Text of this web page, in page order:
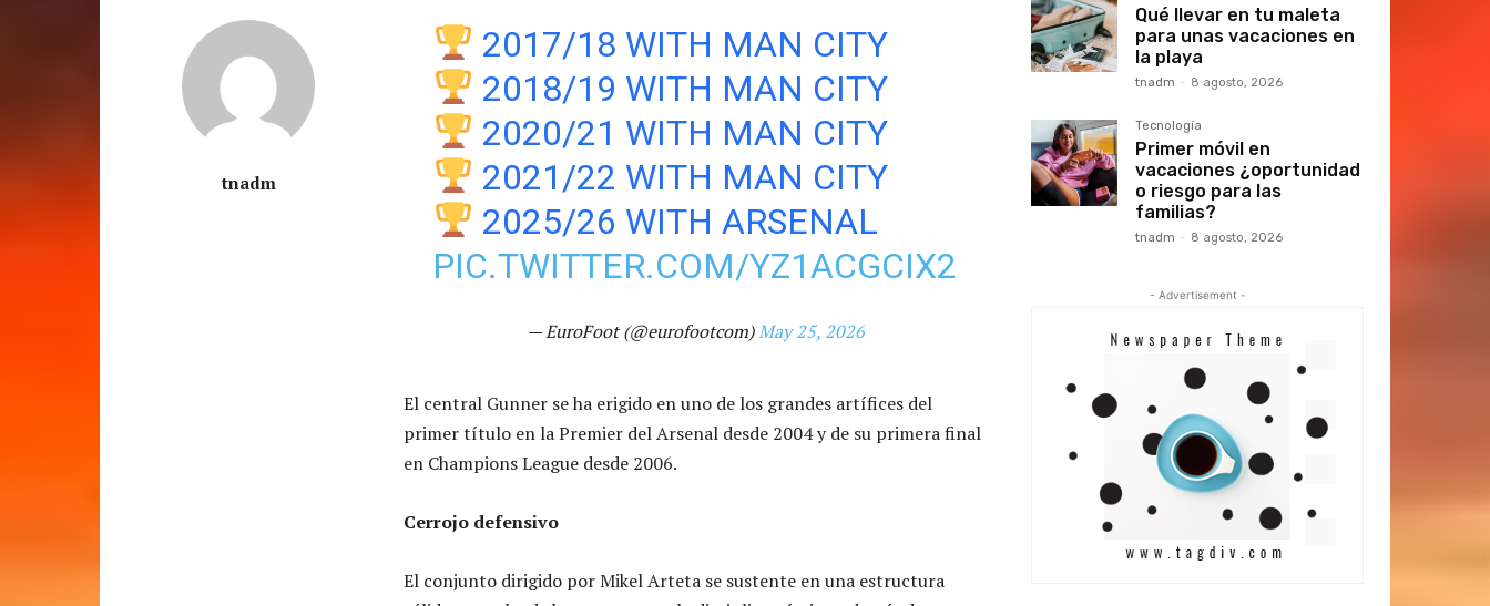
tnadm
2017/18 WITH MAN CITY
2018/19 WITH MAN CITY
2020/21 WITH MAN CITY
2021/22 WITH MAN CITY
2025/26 WITH ARSENAL
PIC.TWITTER.COM/YZ1ACGCIX2
— EuroFoot (@eurofootcom)May 25, 2026
El central Gunner se ha erigido en uno de los grandes artífices del
primer título en la Premier del Arsenal desde 2004 y de su primera final
en Champions League desde 2006.
Cerrojo defensivo
El conjunto dirigido por Mikel Arteta se sustente en una estructura
Qué llevar en tu maleta
para unas vacaciones en
la playa
tnadm - 8 agosto, 2026
Tecnología
Primer móvil en
vacaciones ¿oportunidad
o riesgo para las
familias?
tnadm - 8 agosto, 2026
- Advertisement -